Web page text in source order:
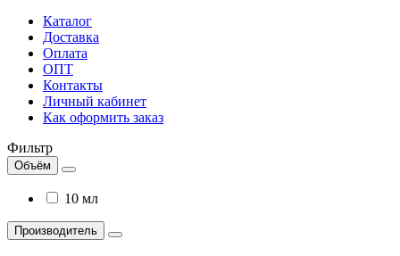
Каталог
Доставка
Оплата
ОПТ
Контакты
Личный кабинет
Как оформить заказ
Фильтр
Объём
10 мл
Производитель